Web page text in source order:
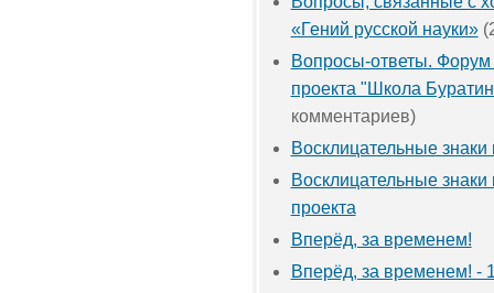
«Гений русской науки»
Вопросы-ответы. Форум
проекта "Школа
комментариев)
Восклицательные знаки
Восклицательные знаки
проекта
Вперёд, за временем!
Вперёд, за временем! -